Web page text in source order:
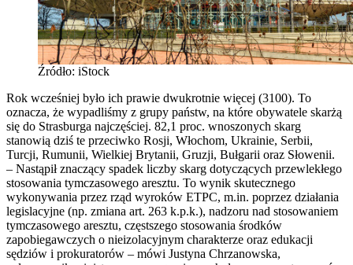
Źródło: iStock
Rok wcześniej było ich prawie dwukrotnie więcej (3100). To
oznacza, że wypadliśmy z grupy państw, na które obywatele skarżą
się do Strasburga najczęściej. 82,1 proc. wnoszonych skarg
stanowią dziś te przeciwko Rosji, Włochom, Ukrainie, Serbii,
Turcji, Rumunii, Wielkiej Brytanii, Gruzji, Bułgarii oraz Słowenii.
– Nastąpił znaczący spadek liczby skarg dotyczących przewlekłego
stosowania tymczasowego aresztu. To wynik skutecznego
wykonywania przez rząd wyroków ETPC, m.in. poprzez działania
legislacyjne (np. zmiana art. 263 k.p.k.), nadzoru nad stosowaniem
tymczasowego aresztu, częstszego stosowania środków
zapobiegawczych o nieizolacyjnym charakterze oraz edukacji
sędziów i prokuratorów – mówi Justyna Chrzanowska,